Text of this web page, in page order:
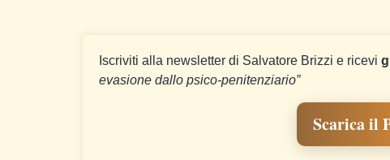
Iscriviti alla newsletter di Salvatore Brizzi e ricevi
evasione dallo psico-penitenziario”
Scarica il